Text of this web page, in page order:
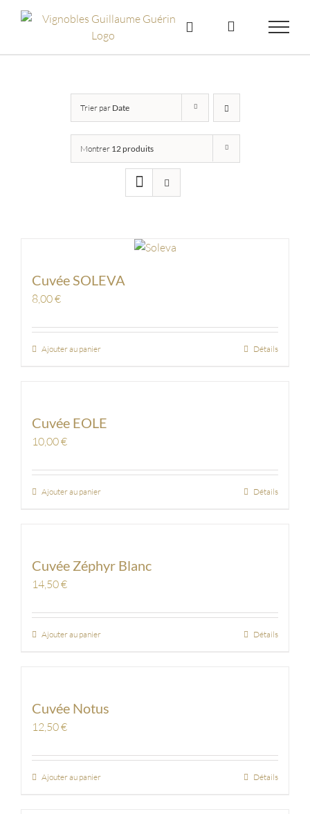
Trier par Date
Montrer 12 produits
Cuvée SOLEVA
8,00€
Ajouter au panier Détails
Cuvée EOLE
10,00€
Ajouter au panier Détails
Cuvée Zéphyr Blanc
14,50€
Ajouter au panier Détails
Cuvée Notus
12,50€
Ajouter au panier Détails